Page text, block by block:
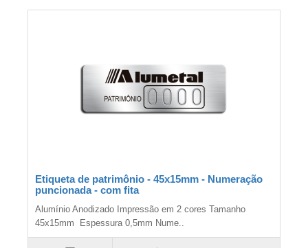
Etiqueta de patrimônio - 45x15mm - Numeração
puncionada - com fita
Alumínio Anodizado Impressão em 2 cores Tamanho
45x15mm Espessura 0,5mm Nume..